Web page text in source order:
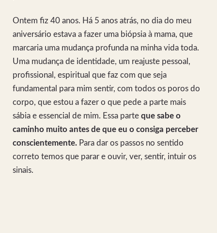
Ontem fiz 40 anos. Há 5 anos atrás, no dia do meu
aniversário estava a fazer uma biópsia à mama, que
marcaria uma mudança profunda na minha vida toda.
Uma mudança de identidade, um reajuste pessoal,
profissional, espiritual que faz com que seja
fundamental para mim sentir, com todos os poros do
corpo, que estou a fazer o que pede a parte mais
sábia e essencial de mim. Essa parteque sabe o
caminho muito antes de que eu o consiga perceber
conscientemente. Para dar os passos no sentido
correto temos que parar e ouvir, ver, sentir, intuir os
sinais.